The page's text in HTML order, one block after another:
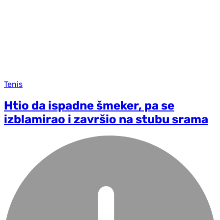
Tenis
Htio da ispadne šmeker, pa se
izblamirao i završio na stubu srama